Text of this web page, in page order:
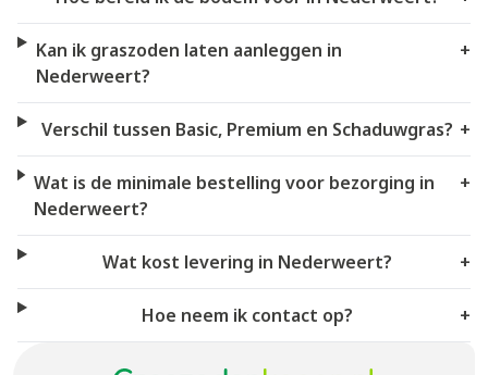
Kan ik graszoden laten aanleggen in
Nederweert?
+
Verschil tussen Basic, Premium en Schaduwgras? +
Wat is de minimale bestelling voor bezorging in
Nederweert?
+
Wat kost levering in Nederweert? +
Hoe neem ik contact op? +